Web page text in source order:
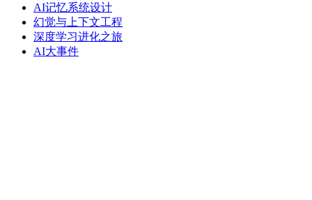
AI记忆系统设计
幻觉与上下文工程
深度学习进化之旅
AI大事件